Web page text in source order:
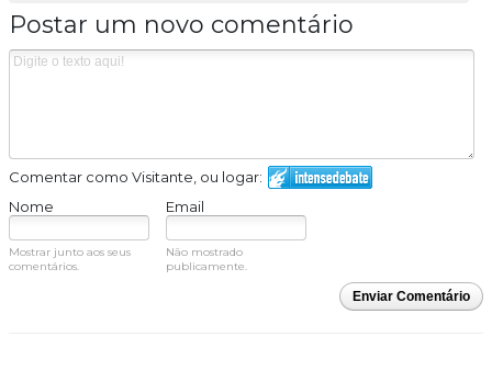
Postar um novo comentário
Comentar como Visitante, ou logar:
Nome
Email
Mostrar junto aos seus
comentários.
Não mostrado
publicamente.
Enviar Comentário